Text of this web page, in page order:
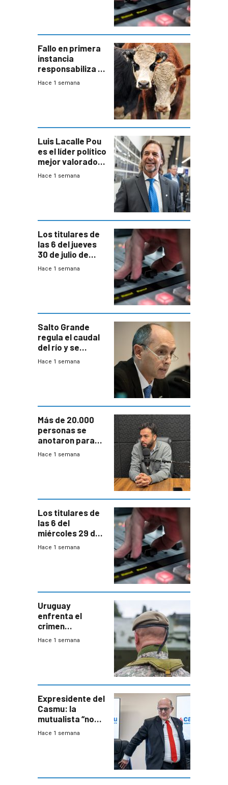
Fallo en primera
instancia
responsabiliza al
Estado por falta
Hace 1 semana
Luis Lacalle Pou
es el líder político
mejor valorado
del país, según
Hace 1 semana
Los titulares de
las 6 del jueves
30 de julio de
2026
Hace 1 semana
Salto Grande
regula el caudal
del río y se
prepara para un
Hace 1 semana
Más de 20.000
personas se
anotaron para
las pruebas
Hace 1 semana
Los titulares de
las 6 del
miércoles 29 de
julio de 2026
Hace 1 semana
Uruguay
enfrenta el
crimen
organizado con
seguridad
Hace 1 semana
Expresidente del
Casmu: la
mutualista “no
está para pagar”
Hace 1 semana